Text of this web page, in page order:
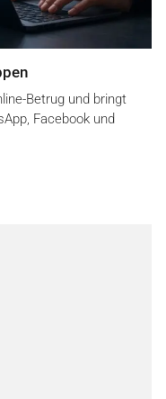
Betrug und bringt
Facebook und